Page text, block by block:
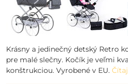
Krásny a jedinečný detský Retro
pre malé slečny. Kočík je veľmi
konštrukciou. Vyrobené v EU.